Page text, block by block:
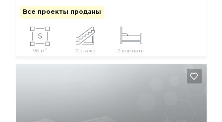
Все проекты проданы
96 м2 2 этажа 2 комнаты